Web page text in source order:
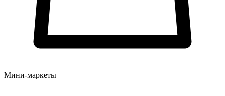
Мини-маркеты